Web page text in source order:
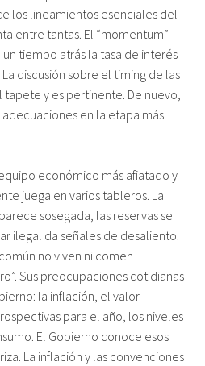
los lineamientos esenciales del
entre tantas. El “momentum”
tiempo atrás la tasa de interés
discusión sobre el timing de las
y es pertinente. De nuevo,
en la etapa más
económico más afiatado y
juega en varios tableros. La
sosegada, las reservas se
ilegal da señales de desaliento.
no viven ni comen
Sus preocupaciones cotidianas
la inflación, el valor
para el año, los niveles
El Gobierno conoce esos
La inflación y las convenciones